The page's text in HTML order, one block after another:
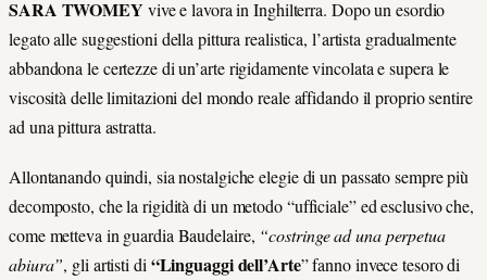
SARA TWOMEY vive e lavora in Inghilterra. Dopo un esordio
legato alle suggestioni della pittura realistica, l’artista gradualmente
abbandona le certezze di un’arte rigidamente vincolata e supera le
viscosità delle limitazioni del mondo reale affidando il proprio sentire
ad una pittura astratta.
Allontanando quindi, sia nostalgiche elegie di un passato sempre più
decomposto, che la rigidità di un metodo “ufficiale” ed esclusivo che,
come metteva in guardia Baudelaire, “costringe ad una perpetua
abiura”, gli artisti di “Linguaggi dell’Arte” fanno invece tesoro di